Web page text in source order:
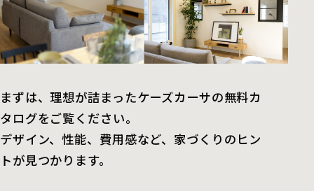
まずは、理想が詰まったケーズカーサの無料カ
タログをご覧ください。
デザイン、性能、費用感など、家づくりのヒン
トが見つかります。